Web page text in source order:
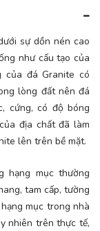
sự dồn nén cao
như cấu tạo của
của đá Granite có
lòng đất nên đá
cứng, có độ bóng
địa chất đã làm
lên trên bề mặt.
hạng mục thường
tam cấp, tường
mục trong nhà
nhiên trên thực tế,